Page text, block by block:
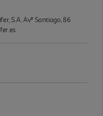
S.A. Avª Santiago, 86